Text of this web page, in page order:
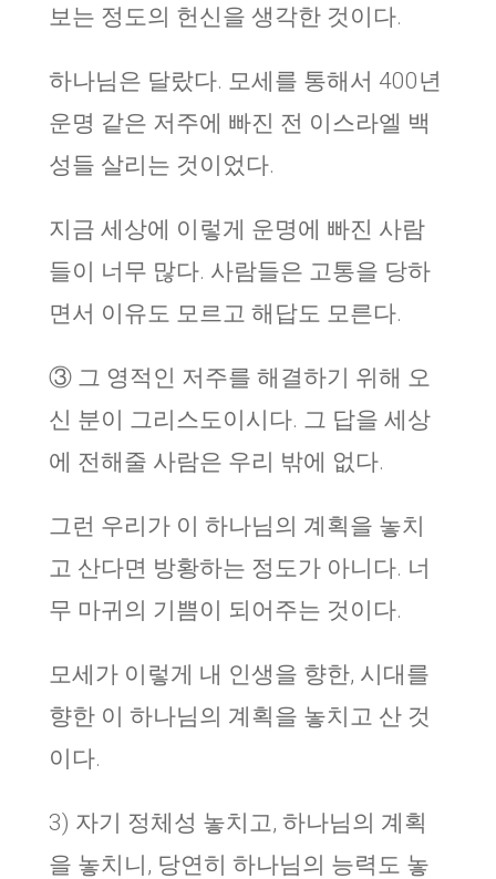
보는 정도의 헌신을 생각한 것이다.
하나님은 달랐다. 모세를 통해서 400년
운명 같은 저주에 빠진 전 이스라엘 백
성들 살리는 것이었다.
지금 세상에 이렇게 운명에 빠진 사람
들이 너무 많다. 사람들은 고통을 당하
면서 이유도 모르고 해답도 모른다.
③ 그 영적인 저주를 해결하기 위해 오
신 분이 그리스도이시다. 그 답을 세상
에 전해줄 사람은 우리 밖에 없다.
그런 우리가 이 하나님의 계획을 놓치
고 산다면 방황하는 정도가 아니다. 너
무 마귀의 기쁨이 되어주는 것이다.
모세가 이렇게 내 인생을 향한, 시대를
향한 이 하나님의 계획을 놓치고 산 것
이다.
3) 자기 정체성 놓치고, 하나님의 계획
을 놓치니, 당연히 하나님의 능력도 놓